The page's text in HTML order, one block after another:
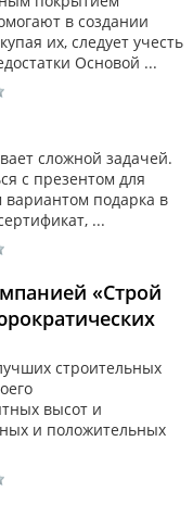
в создании
их, следует учесть
Основой ...
сложной задачей.
с презентом для
подарка в
...
«Строй
строительных
высот и
и положительных